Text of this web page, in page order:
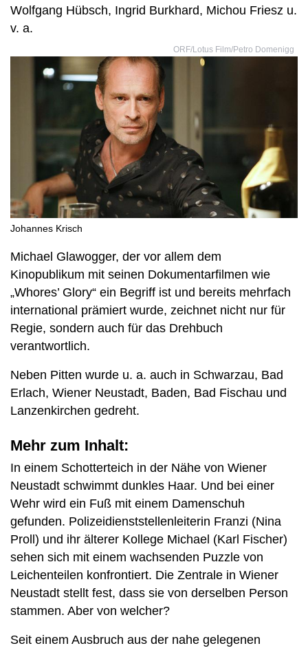
Wolfgang Hübsch, Ingrid Burkhard, Michou Friesz u.
v. a.
ORF/Lotus Film/Petro Domenigg
Johannes Krisch
Michael Glawogger, der vor allem dem
Kinopublikum mit seinen Dokumentarfilmen wie
„Whores’ Glory“ ein Begriff ist und bereits mehrfach
international prämiert wurde, zeichnet nicht nur für
Regie, sondern auch für das Drehbuch
verantwortlich.
Neben Pitten wurde u. a. auch in Schwarzau, Bad
Erlach, Wiener Neustadt, Baden, Bad Fischau und
Lanzenkirchen gedreht.
Mehr zum Inhalt:
In einem Schotterteich in der Nähe von Wiener
Neustadt schwimmt dunkles Haar. Und bei einer
Wehr wird ein Fuß mit einem Damenschuh
gefunden. Polizeidienststellenleiterin Franzi (Nina
Proll) und ihr älterer Kollege Michael (Karl Fischer)
sehen sich mit einem wachsenden Puzzle von
Leichenteilen konfrontiert. Die Zentrale in Wiener
Neustadt stellt fest, dass sie von derselben Person
stammen. Aber von welcher?
Seit einem Ausbruch aus der nahe gelegenen